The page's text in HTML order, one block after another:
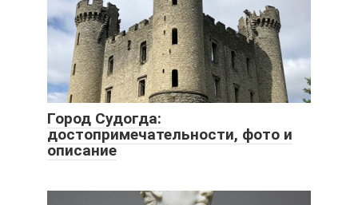
Город Судогда:
достопримечательности, фото и
описание